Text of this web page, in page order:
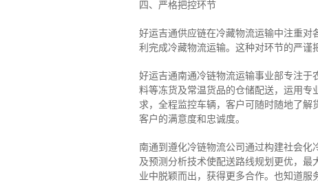
四、严格把控环节
好运吉通供应链在冷藏物流运输中注重
利完成冷藏物流运输。这种对环节的严谨
好运吉通南通冷链物流运输事业部专注
料等冻货及常温货品的仓储配送，运用
求，全程监控车辆，客户可随时随地了
客户的满意度和忠诚度。
南通到遵化冷链物流公司通过构建社会化
及预测分析技术使配送路线规划更优，最
业中脱颖而出，获得更多合作。也知道服